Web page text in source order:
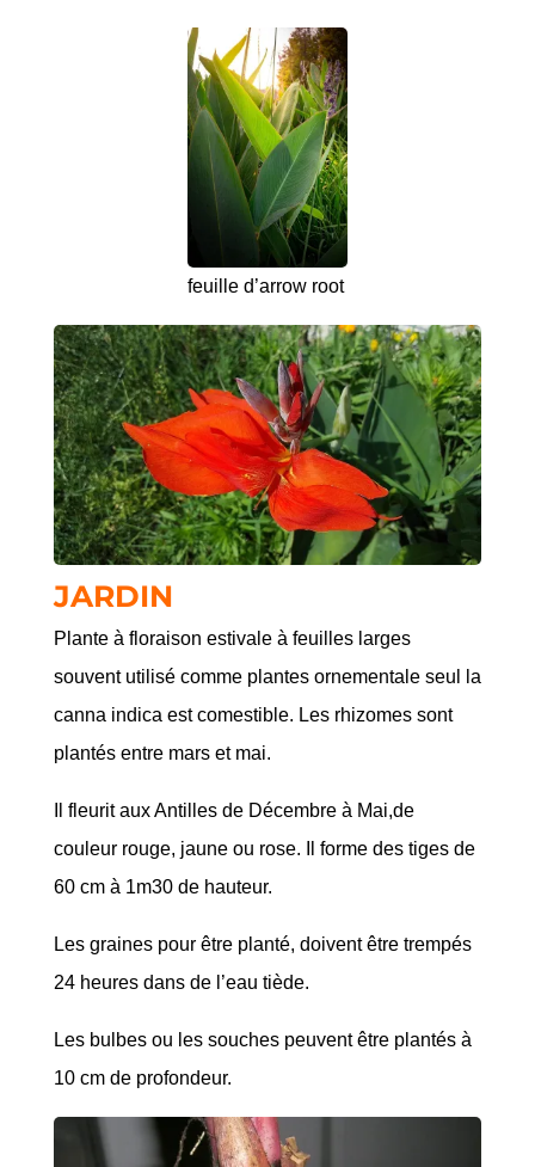
feuille d’arrow root
JARDIN
Plante à floraison estivale à feuilles larges
souvent utilisé comme plantes ornementale seul la
canna indica est comestible. Les rhizomes sont
plantés entre mars et mai.
Il fleurit aux Antilles de Décembre à Mai,de
couleur rouge, jaune ou rose. Il forme des tiges de
60 cm à 1m30 de hauteur.
Les graines pour être planté, doivent être trempés
24 heures dans de l’eau tiède.
Les bulbes ou les souches peuvent être plantés à
10 cm de profondeur.